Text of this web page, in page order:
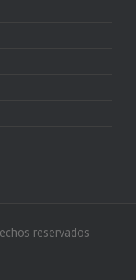
reservados